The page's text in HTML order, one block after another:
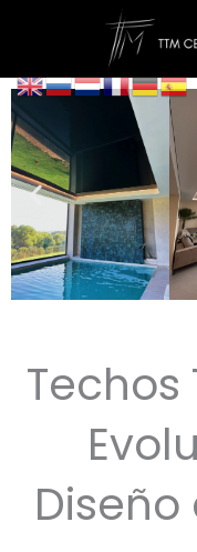
al
contenido
Techos